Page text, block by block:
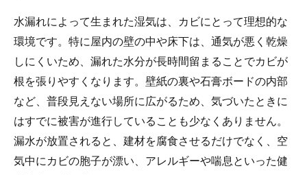
水漏れによって生まれた湿気は、カビにとって理想的な
環境です。特に屋内の壁の中や床下は、通気が悪く乾燥
しにくいため、漏れた水分が長時間留まることでカビが
根を張りやすくなります。壁紙の裏や石膏ボードの内部
など、普段見えない場所に広がるため、気づいたときに
はすでに被害が進行していることも少なくありません。
漏水が放置されると、建材を腐食させるだけでなく、空
気中にカビの胞子が漂い、アレルギーや喘息といった健